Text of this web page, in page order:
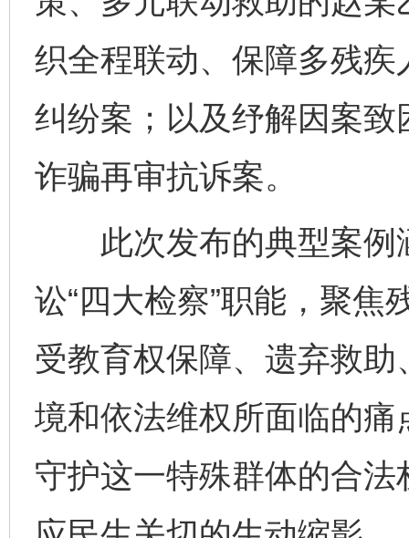
织全程联动、保障多残
纠纷案；以及纾解因案
诈骗再审抗诉案。
此次发布的典型案例
讼“四大检察”职能，聚焦
受教育权保障、遗弃救
境和依法维权所面临的
守护这一特殊群体的合